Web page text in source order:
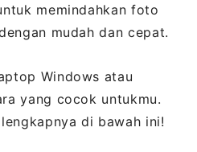
memindahkan foto
mudah dan cepat.
Windows atau
yang cocok untukmu.
di bawah ini!